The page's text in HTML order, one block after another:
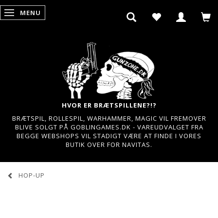
SKIFTE NAVIGATION
MENU
HVOR ER BRÆTSPILLENE?!?
BRÆTSPIL, ROLLESPIL, WARHAMMER, MAGIC VIL FREMOVER
BLIVE SOLGT PÅ GOBLINGAMES.DK - VAREUDVALGET FRA
BEGGE WEBSHOPS VIL STADIGT VÆRE AT FINDE I VORES
BUTIK OVER FOR NAVITAS.
HOP-UP